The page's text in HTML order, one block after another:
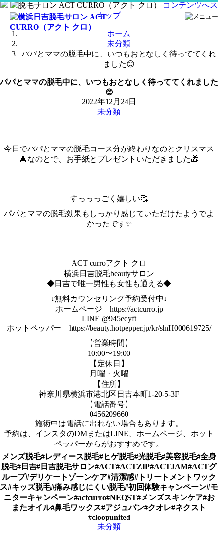
コンテンツへス
キップ
ホーム
未分類
パパとママの脱毛中に、いつもおとなしく待っててくれ
ました😊
パパとママの脱毛中に、いつもおとなしく待っててくれました
😊
2022年12月24日
未分類
今日でパパとママの脱毛コース分が終わりなのとクリスマス
🎄なのとで、お手紙とプレゼントいただきました🎁
すっっっごく嬉しい🥰
パパとママの脱毛効果もしっかり感じていただけたようでよ
かったです✨
ACT curroアクト クロ
横浜日吉脱毛beautyサロン
◆日吉で唯一男性も女性も通える◆
↓無料カウンセリング予約受付中↓
ホームページ https://actcurro.jp
LINE @945edyft
ホットペッパー https://beauty.hotpepper.jp/kr/slnH000619725/
【営業時間】
10:00〜19:00
【定休日】
月曜・火曜
【住所】
神奈川県横浜市港北区日吉本町1-20-5-3F
【電話番号】
0456209660
施術中は電話に出れない場合もあります。
予約は、インスタのDMまたはLINE、ホームページ、ホット
ペッパーからがおすすめです。
メンズ脱毛#レディース脱毛#ヒゲ脱毛#光脱毛#美容脱毛#全身
脱毛#日吉#日吉脱毛サロン#ACT#ACTZIP#ACTJAM#ACTグ
ループ#デリケートゾーンケア#清潔感#トリートメントワック
ス#キッズ脱毛#痛み感じにくい脱毛#初回体験キャンペーン#モ
ニターキャンペーン#actcurro#NEQST#メンズスキンケア#お
またオイル#鼻毛ワックス#アジュバン#クオレ#ネクスト
#cloopunited
未分類